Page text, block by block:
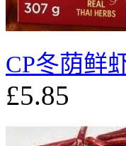
CP冬荫鲜
£5.85